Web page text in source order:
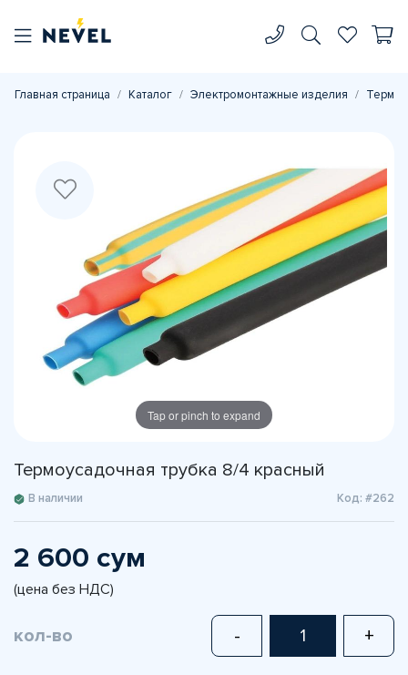
Главная страница Каталог Электромонтажные изделия
Tap or pinch to expand
Термоусадочная трубка 8/4 красный
В наличии Код: #262
2 600 сум
(цена без НДС)
кол-во - +